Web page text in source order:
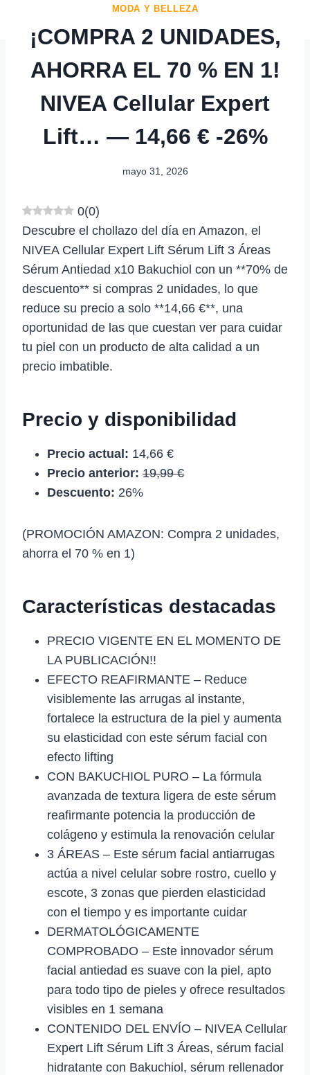
MODA Y BELLEZA
¡COMPRA 2 UNIDADES,
AHORRA EL 70 % EN 1!
NIVEA Cellular Expert
Lift… — 14,66 € -26%
mayo 31, 2026
0(0)
Descubre el chollazo del día en Amazon, el
NIVEA Cellular Expert Lift Sérum Lift 3 Áreas
Sérum Antiedad x10 Bakuchiol con un **70% de
descuento** si compras 2 unidades, lo que
reduce su precio a solo **14,66 €**, una
oportunidad de las que cuestan ver para cuidar
tu piel con un producto de alta calidad a un
precio imbatible.
Precio y disponibilidad
Precio actual: 14,66 €
Precio anterior: 19,99 €
Descuento: 26%
(PROMOCIÓN AMAZON: Compra 2 unidades,
ahorra el 70 % en 1)
Características destacadas
PRECIO VIGENTE EN EL MOMENTO DE
LA PUBLICACIÓN!!
EFECTO REAFIRMANTE – Reduce
visiblemente las arrugas al instante,
fortalece la estructura de la piel y aumenta
su elasticidad con este sérum facial con
efecto lifting
CON BAKUCHIOL PURO – La fórmula
avanzada de textura ligera de este sérum
reafirmante potencia la producción de
colágeno y estimula la renovación celular
3 ÁREAS – Este sérum facial antiarrugas
actúa a nivel celular sobre rostro, cuello y
escote, 3 zonas que pierden elasticidad
con el tiempo y es importante cuidar
DERMATOLÓGICAMENTE
COMPROBADO – Este innovador sérum
facial antiedad es suave con la piel, apto
para todo tipo de pieles y ofrece resultados
visibles en 1 semana
CONTENIDO DEL ENVÍO – NIVEA Cellular
Expert Lift Sérum Lift 3 Áreas, sérum facial
hidratante con Bakuchiol, sérum rellenador